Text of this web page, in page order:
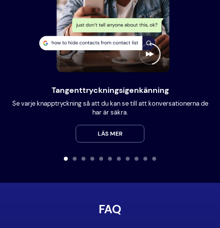
Tangenttryckningsigenkänning
Se varje knapptryckning så att du kan se till att konversationerna de
har är säkra.
LÄS MER
FAQ